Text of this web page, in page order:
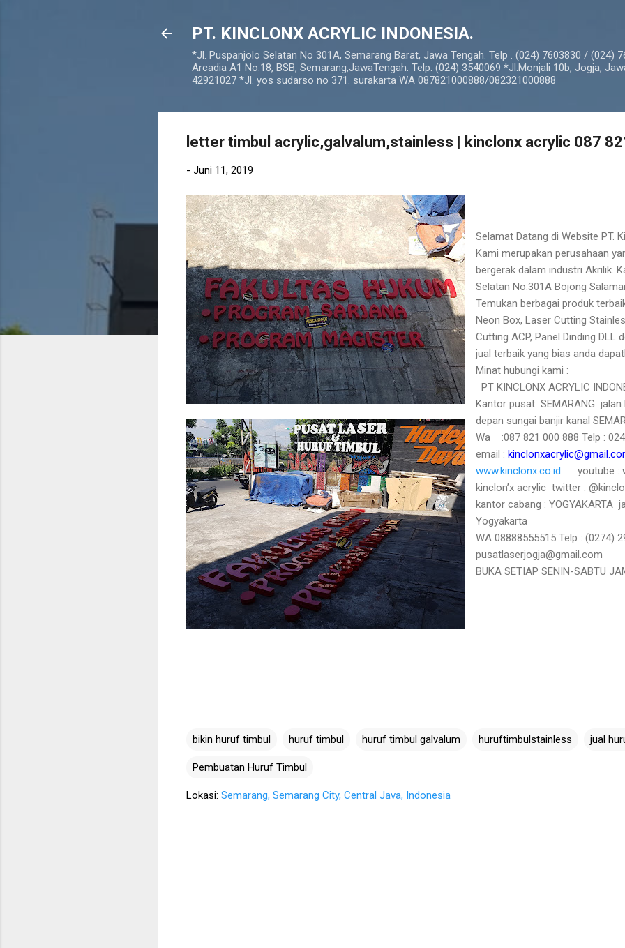
PT. KINCLONX ACRYLIC INDONESIA.
*Jl. Puspanjolo Selatan No 301A, Semarang Barat, Jawa Tengah. Telp . (024) 7603830 / (024)
Arcadia A1 No.18, BSB, Semarang,JawaTengah. Telp. (024) 3540069 *Jl.Monjali 10b, Jogja,
42921027 *Jl. yos sudarso no 371. surakarta WA 087821000888/082321000888
letter timbul acrylic,galvalum,stainless | kinclonx acrylic 087
- Juni 11, 2019
Selamat Datang di Website PT.
Kami merupakan perusahaan
bergerak dalam industri Akrilik.
Selatan No.301A Bojong
Temukan berbagai produk
Neon Box, Laser Cutting
Cutting ACP, Panel Dinding DLL
jual terbaik yang bias anda
Minat hubungi kami :
PT KINCLONX ACRYLIC
Kantor pusat SEMARANG jalan
depan sungai banjir kanal
Wa :087 821 000 888 Telp :
email :
www.kinclonx.co.id youtube :
kinclon’x acrylic twitter :
kantor cabang : YOGYAKARTA
Yogyakarta
WA 08888555515 Telp : (0274)
pusatlaserjogja@gmail.com
BUKA SETIAP SENIN-SABTU
bikin huruf timbul huruf timbul huruf timbul galvalum huruftimbulstainless jual
Pembuatan Huruf Timbul
Lokasi: Semarang, Semarang City, Central Java, Indonesia